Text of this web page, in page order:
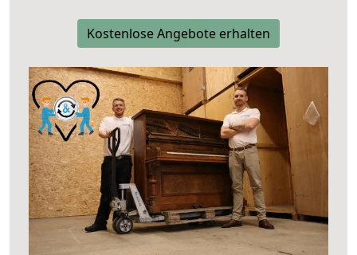
Kostenlose Angebote erhalten